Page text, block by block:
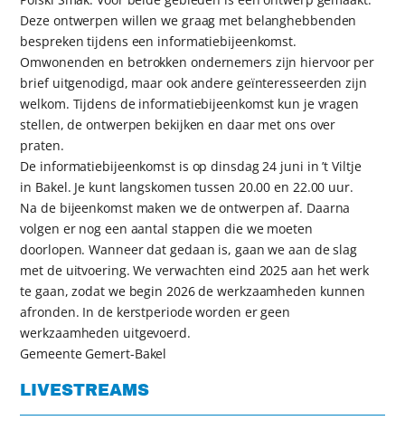
Deze ontwerpen willen we graag met belanghebbenden
bespreken tijdens een informatiebijeenkomst.
Omwonenden en betrokken ondernemers zijn hiervoor per
brief uitgenodigd, maar ook andere geïnteresseerden zijn
welkom. Tijdens de informatiebijeenkomst kun je vragen
stellen, de ontwerpen bekijken en daar met ons over
praten.
De informatiebijeenkomst is op dinsdag 24 juni in ’t Viltje
in Bakel. Je kunt langskomen tussen 20.00 en 22.00 uur.
Na de bijeenkomst maken we de ontwerpen af. Daarna
volgen er nog een aantal stappen die we moeten
doorlopen. Wanneer dat gedaan is, gaan we aan de slag
met de uitvoering. We verwachten eind 2025 aan het werk
te gaan, zodat we begin 2026 de werkzaamheden kunnen
afronden. In de kerstperiode worden er geen
werkzaamheden uitgevoerd.
Gemeente Gemert-Bakel
LIVESTREAMS